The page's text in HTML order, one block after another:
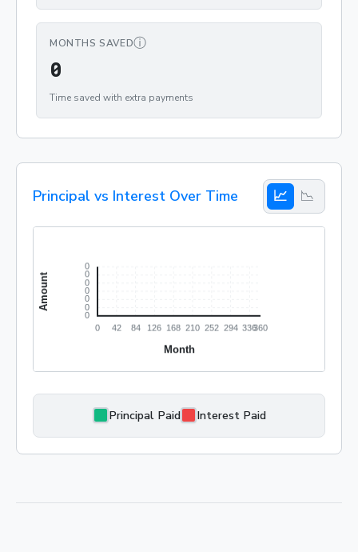
MONTHS SAVEDⓘ
00
Time saved with extra payments
Principal vs Interest Over Time 📈 📉
Principal Paid Interest Paid